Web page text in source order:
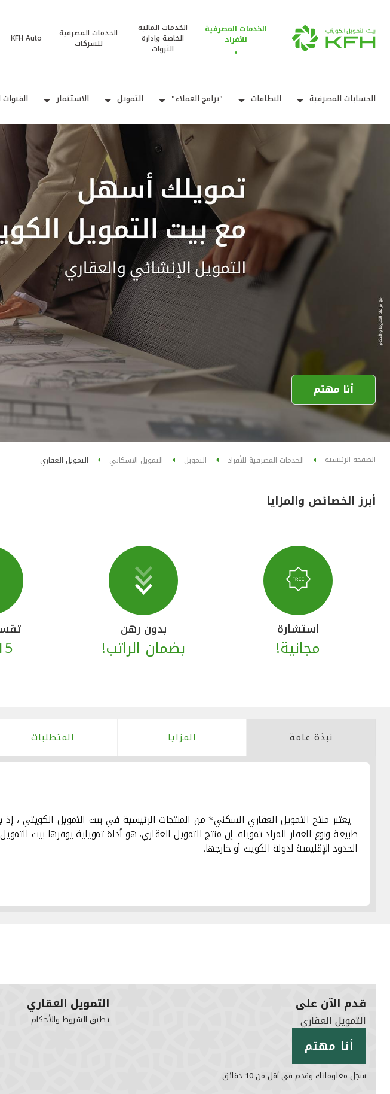
الخدمات المصرفية
للأفراد
الخدمات المالية
الخاصة وإدارة
الثروات
الخدمات المصرفية
للشركات
KFH Auto
الحسابات المصرفية البطاقات "برامج العملاء" التمويل الاستثمار
أنا مهتم
الصفحة الرئيسية الخدمات المصرفية للأفراد التمويل التمويل الاسكاني التمويل العقاري
أبرز الخصائص والمزايا
استشارة
مجانية!
بدون رهن
بضمان الراتب! 15
نبذة عامة المزايا المتطلبات
- يعتبر منتج التمويل العقاري السكني* من المنتجات الرئيسية في بيت التمويل الكويتي ،
طبيعة ونوع العقار المراد تمويله. إن منتج التمويل العقاري، هو أداة تمويلية يوفرها بيت
الحدود الإقليمية لدولة الكويت أو خارجها.
قدم الآن على
التمويل العقاري
سجل معلوماتك وقدم في أقل من 10 دقائق
أنا مهتم
التمويل العقاري
تطبق الشروط والأحكام